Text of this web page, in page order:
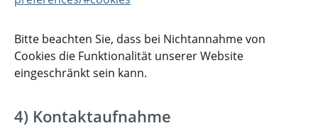
Bitte beachten Sie, dass bei Nichtannahme von
Cookies die Funktionalität unserer Website
eingeschränkt sein kann.
4) Kontaktaufnahme